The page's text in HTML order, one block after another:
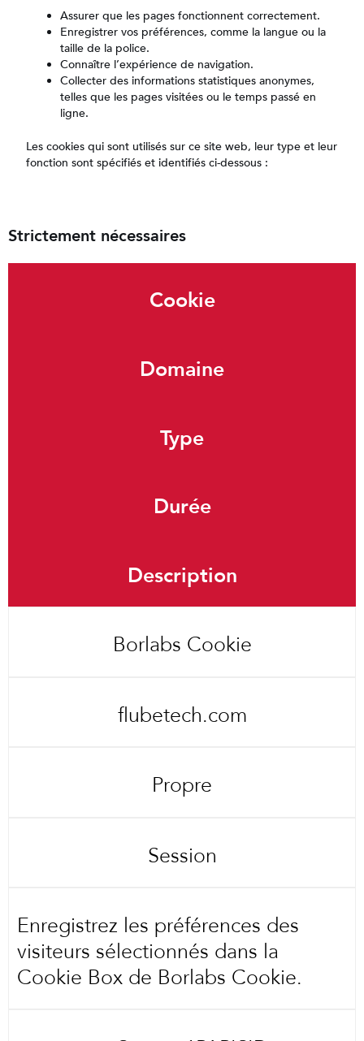
Assurer que les pages fonctionnent correctement.
Enregistrer vos préférences, comme la langue ou la
taille de la police.
Connaître l’expérience de navigation.
Collecter des informations statistiques anonymes,
telles que les pages visitées ou le temps passé en
ligne.
Les cookies qui sont utilisés sur ce site web, leur type et leur
fonction sont spécifiés et identifiés ci-dessous :
Strictement nécessaires
Cookie
Domaine
Type
Durée
Description
Borlabs Cookie
flubetech.com
Propre
Session
Enregistrez les préférences des
visiteurs sélectionnés dans la
Cookie Box de Borlabs Cookie.